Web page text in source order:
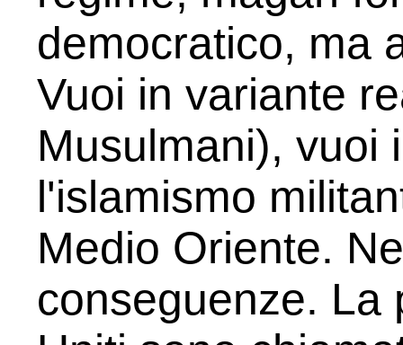
democratico, ma
Vuoi in variante
Musulmani), vuoi
l'islamismo
Medio Oriente.
conseguenze. La